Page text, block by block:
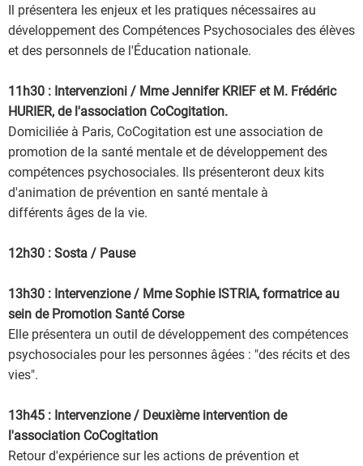
Il présentera les enjeux et les pratiques nécessaires au
développement des Compétences Psychosociales des élèves
et des personnels de l'Éducation nationale.
11h30 : Intervenzioni / Mme Jennifer KRIEF et M. Frédéric
HURIER, de l'association CoCogitation.
Domiciliée à Paris, CoCogitation est une association de
promotion de la santé mentale et de développement des
compétences psychosociales. Ils présenteront deux kits
d'animation de prévention en santé mentale à
différents âges de la vie.
12h30 : Sosta / Pause
13h30 : Intervenzione / Mme Sophie ISTRIA, formatrice au
sein de Promotion Santé Corse
Elle présentera un outil de développement des compétences
psychosociales pour les personnes âgées : "des récits et des
vies".
13h45 : Intervenzione / Deuxième intervention de
l'association CoCogitation
Retour d'expérience sur les actions de prévention et